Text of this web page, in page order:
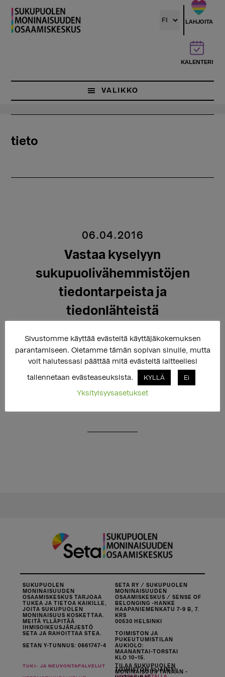
Hyppää
pääsisältöön
LAHJOITA
KALENTERI
VALIKKO
tieto
06.04.2016
Vastaa kyselyyn
sukupuolivähemmistöjen
tiedontarpeista ja
tiedonlähteistä
Vastaa väitöskirjatutkimukseen, jossa selvitetään
millaista tietoa sukupuolivähemmistöihin kuuluvat
ihmiset tarvitsevat sekä mahdollisia puutteita
sukupuolivähemmistöjä koskevan tiedon
SUKUPUOLEN
MONINAISUUDEN
OSAAMISKESKUS TARJOAA
TUKEA JA TIETOA KAIKILLE,
JOITA SUKUPUOLEN
MONINAISUUS KOSKETTAA.
MEITÄ YLLÄPITÄÄ
IHMISOIKEUSJÄRJESTÖ
SETA JA RAHOITTAA STEA.
SETAN Y-TUNNUS: 0661747-4
SETA RY / SUKUPUOLEN
MONINAISUUDEN
OSAAMISKESKUS / SENSE OF
BELONGING -HANKE
HAAPANIEMENKATU 7-9 B, 7.
KRS
00530 HELSINKI
TOIMISTON JA
PUKEUTUMISTILAN
AUKIOLO:
MAANANTAI-TORSTAI
KLO 10–15.
TOIMISTON SIJAINTI
TUKI- JA NEUVONTAPALVELUT
TILAA SUKUPUOLEN
MONINAISUUS TÄNÄÄN -
Sivustomme käyttää evästeitä käyttäjäkokemuksen
parantamiseen. Oletamme tämän sopivan sinulle, mutta
voit halutessasi päättää mitä evästeitä laitteellesi
tallennetaan evästeaseuksista. KYLLÄ Ei
Yksityisyysasetukset